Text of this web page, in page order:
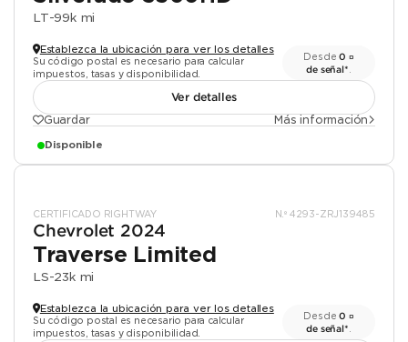
LT-99k mi
Establezca la ubicación para ver los detalles
Su código postal es necesario para calcular
impuestos, tasas y disponibilidad.
Desde0 ¤
de señal*
Ver detalles
Guardar
Más información
Disponible
CERTIFICADO RIGHTWAY N.º 4293-ZRJ139485
Chevrolet 2024
Traverse Limited
LS-23k mi
Establezca la ubicación para ver los detalles
Su código postal es necesario para calcular
impuestos, tasas y disponibilidad.
Desde0 ¤
de señal*